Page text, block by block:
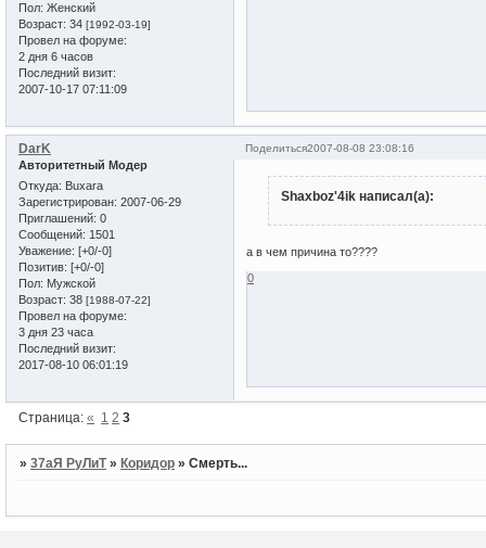
Пол: Женский
Возраст: 34 [1992-03-19]
Провел на форуме:
2 дня 6 часов
Последний визит:
2007-10-17 07:11:09
Поделиться2007-08-08 23:08:16
DarK
Авторитетный Модер
Откуда: Buxara
Зарегистрирован: 2007-06-29
Приглашений: 0
Сообщений: 1501
Уважение: [+0/-0]
Позитив: [+0/-0]
Пол: Мужской
Возраст: 38 [1988-07-22]
Провел на форуме:
3 дня 23 часа
Последний визит:
2017-08-10 06:01:19
Shaxboz'4ik написал(а):
а в чем причина то????
0
Страница:« 1 2 3
»37аЯ РуЛиТ » Коридор »Смерть...